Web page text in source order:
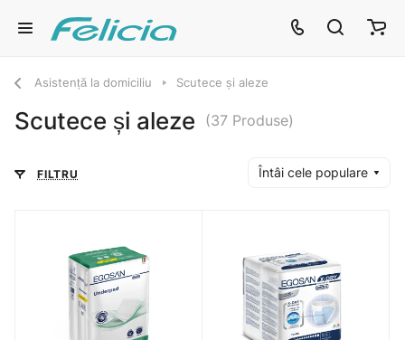
Asistență la domiciliu Scutece și aleze
Scutece și aleze (37 Produse)
FILTRU Întâi cele populare